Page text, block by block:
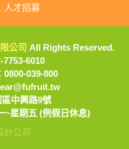
人才招募
公司 All Rights Reserved.
7753-6010
0800-039-800
中興路9號
~星期五 (例假日休息)
計公司